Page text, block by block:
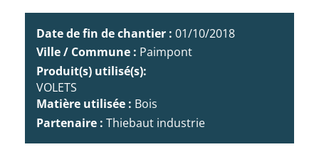
Date de fin de chantier : 01/10/2018
Ville / Commune : Paimpont
Produit(s) utilisé(s):
VOLETS
Matière utilisée : Bois
Partenaire : Thiebaut industrie